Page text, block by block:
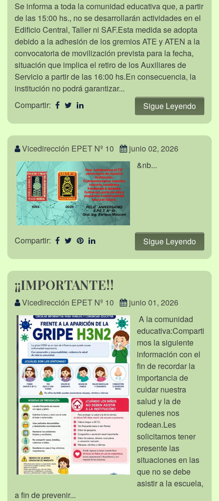
Se informa a toda la comunidad educativa que, a partir
de las 15:00 hs., no se desarrollarán actividades en el
Edificio Central, Taller ni SAF.Esta medida se adopta
debido a la adhesión de los gremios ATE y ATEN a la
convocatoria de movilización prevista para la fecha,
situación que implica el retiro de los Auxiliares de
Servicio a partir de las 16:00 hs.En consecuencia, la
institución no podrá garantizar...
Compartir:
Sigue Leyendo
Vicedirección EPET Nº 10
junio 02, 2026
&nb...
Compartir: Sigue Leyendo
¡¡IMPORTANTE!!
Vicedirección EPET Nº 10
junio 01, 2026
A la comunidad
educativa:Comparti
mos la siguiente
información con el
fin de recordar la
importancia de
cuidar nuestra
salud y la de
quienes nos
rodean.Les
solicitamos tener
presente las
situaciones en las
que no se debe
asistir a la escuela,
a fin de prevenir...